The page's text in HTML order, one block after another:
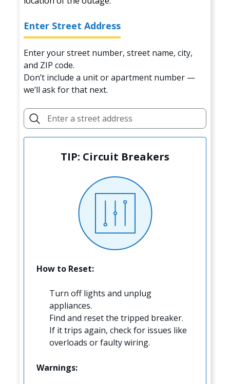
Enter Street Address
Enter your street number, street name, city,
and ZIP code.
Don’t include a unit or apartment number —
we’ll ask for that next.
TIP: Circuit Breakers
How to Reset:
Turn off lights and unplug
appliances.
Find and reset the tripped breaker.
If it trips again, check for issues like
overloads or faulty wiring.
Warnings: